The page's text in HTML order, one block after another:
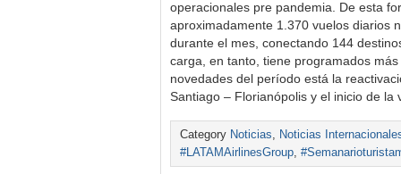
operacionales pre pandemia. De esta
aproximadamente 1.370 vuelos diarios
durante el mes, conectando 144
carga, en tanto, tiene programados
novedades del período está la
Santiago – Florianópolis y el inicio de
Category Noticias, Noticias
#LATAMAirlinesGroup,